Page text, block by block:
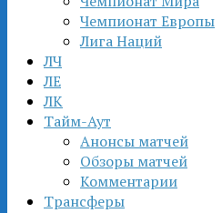
Чемпионат Европы
Лига Наций
ЛЧ
ЛЕ
ЛК
Тайм-Аут
Анонсы матчей
Обзоры матчей
Комментарии
Трансферы